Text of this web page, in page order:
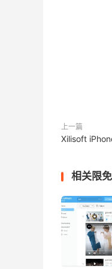
上一篇
Xilisoft
相关限